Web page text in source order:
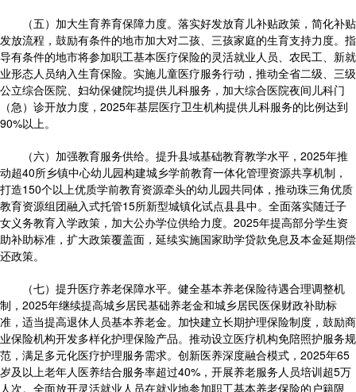
（五）加大生育养育保障力度。落实好发放育儿补贴政策，简化补贴
发放流程，鼓励有条件的地市加大对二孩、三孩家庭的生育支持力度。指
导有条件的地市将参加职工基本医疗保险的灵活就业人员、农民工、新就
业形态人员纳入生育保险。实施儿童医疗服务行动，推动全省二级、三级
公立综合医院、妇幼保健院均提供儿科服务，加大综合医院夜间儿科门
（急）诊开放力度，2025年基层医疗卫生机构提供儿科服务的比例达到
90%以上。
（六）加强教育服务供给。提升县域基础教育教学水平，2025年推
动超40所乡镇中心幼儿园构建城乡学前教育一体化管理资源共享机制，
打造150个以上优质学前教育资源牵头的幼儿园共同体，推动珠三角优质
教育资源组团融入式托管15所新型城镇化试点县县中。全面落实随迁子
女义务教育入学政策，加大公办学位供给力度。2025年提高部分学生资
助补助标准，扩大政策覆盖面，延续实施国家助学贷款免息及本金延期偿
还政策。
（七）提升医疗养老保障水平。健全基本养老保险待遇合理调整机
制，2025年继续提高城乡居民基础养老金和城乡居民医保财政补助标
准，适当提高退休人员基本养老金。加快建立长期护理保险制度，鼓励商
业保险机构开发多样化护理保险产品。推动设立医疗机构免陪照护服务规
范，满足多元化医疗护理服务需求。创新医养深度融合模式，2025年65
岁及以上老年人医养结合服务率超过40%，开展养老服务人员培训超5万
人次。全面放开灵活就业人员在就业地参加职工基本养老保险的户籍限